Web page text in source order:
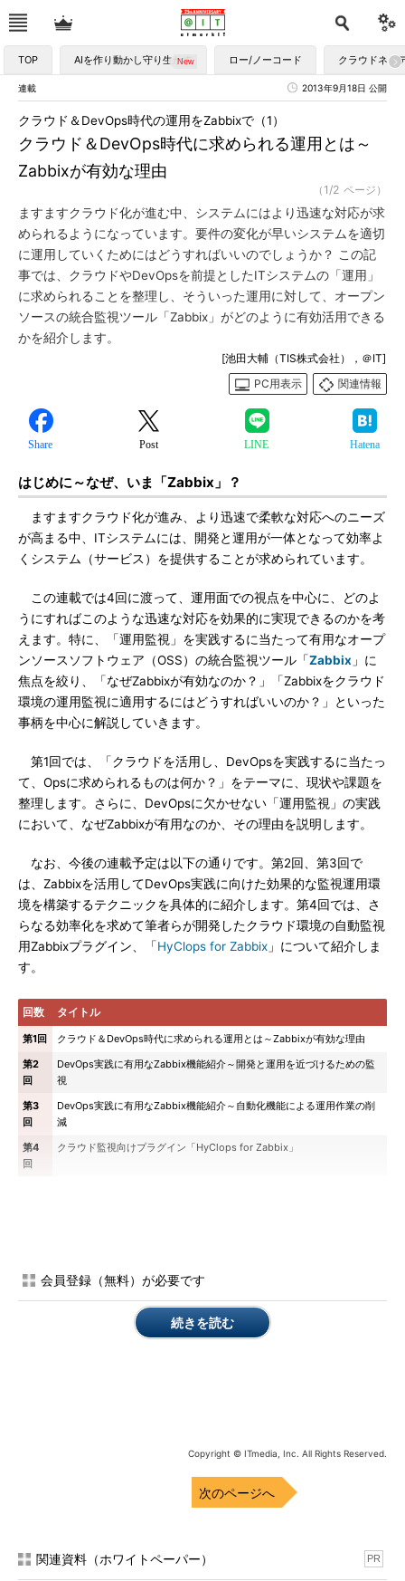
TOP AIを作り動かし守り生かす ロー/ノーコード クラウドネイ
連載 2013年9月18日 公開
クラウド＆DevOps時代に求められる運用とは～
Zabbixが有効な理由
クラウド＆DevOps時代の運用をZabbixで（1）
（1/2 ページ）
ますますクラウド化が進む中、システムにはより迅速な対応が求
められるようになっています。要件の変化が早いシステムを適切
に運用していくためにはどうすればいいのでしょうか？ この記
事では、クラウドやDevOpsを前提としたITシステムの「運用」
に求められることを整理し、そういった運用に対して、オープン
ソースの統合監視ツール「Zabbix」がどのように有効活用できる
かを紹介します。
[池田大輔（TIS株式会社），＠IT]
PC用表示
関連情報
Share Post LINE Hatena
はじめに～なぜ、いま「Zabbix」？
ますますクラウド化が進み、より迅速で柔軟な対応へのニーズ
が高まる中、ITシステムには、開発と運用が一体となって効率よ
くシステム（サービス）を提供することが求められています。
この連載では4回に渡って、運用面での視点を中心に、どのよ
うにすればこのような迅速な対応を効果的に実現できるのかを考
えます。特に、「運用監視」を実践するに当たって有用なオープ
ンソースソフトウェア（OSS）の統合監視ツール「Zabbix 」に
焦点を絞り、「なぜZabbixが有効なのか？」「Zabbixをクラウド
環境の運用監視に適用するにはどうすればいいのか？」といった
事柄を中心に解説していきます。
第1回では、「クラウドを活用し、DevOpsを実践するに当たっ
て、Opsに求められるものは何か？」をテーマに、現状や課題を
整理します。さらに、DevOpsに欠かせない「運用監視」の実践
において、なぜZabbixが有用なのか、その理由を説明します。
なお、今後の連載予定は以下の通りです。第2回、第3回で
は、Zabbixを活用してDevOps実践に向けた効果的な監視運用環
境を構築するテクニックを具体的に紹介します。第4回では、さ
らなる効率化を求めて筆者らが開発したクラウド環境の自動監視
用Zabbixプラグイン、「HyClops for Zabbix 」について紹介しま
す。
回数 タイトル
第1回
クラウド＆DevOps時代に求められる運用とは～Zabbixが有効な理由
第2
回
DevOps実践に有用なZabbix機能紹介～開発と運用を近づけるための監
視
第3
回
DevOps実践に有用なZabbix機能紹介～自動化機能による運用作業の削
減
第4
回
クラウド監視向けプラグイン「HyClops for Zabbix」
クラウドサービスを利用すれば、管理者は、これまで運用管理
のために必要だった数多くの作業から解放されます。従来は、例
えば機器調達にはじまり、機器を設置する場所の確保・調整、キ
このような変化によってもたらされた大きなメリットの1つ
るシステムを提供したい」といった場合に、アプリケーションさ
え開発すればすぐに動かせる環境が入手できるのです。このパラ
会員登録（無料）が必要です
続きを読む
Copyright © ITmedia, Inc. All Rights Reserved.
次のページへ
関連資料（ホワイトペーパー） PR